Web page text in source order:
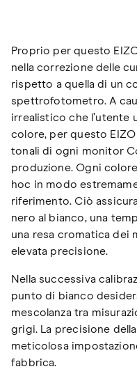
Proprio per questo
nella correzione delle
rispetto a quella di un
spettrofotometro. A
irrealistico che l’utente
colore, per questo
tonali di ogni monitor
produzione. Ogni
hoc in modo
riferimento. Ciò
nero al bianco, una
una resa cromatica dei
elevata precisione.
Nella successiva
punto di bianco
mescolanza tra
grigi. La precisione
meticolosa
fabbrica.